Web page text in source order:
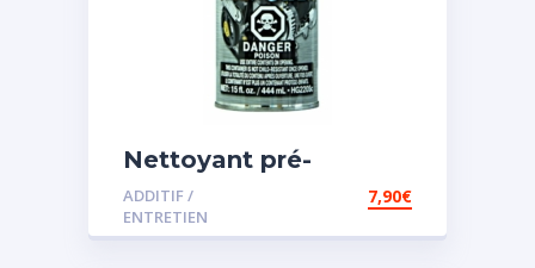
Nettoyant pré-
vidange
ADDITIF /
ENTRETIEN
7,90€